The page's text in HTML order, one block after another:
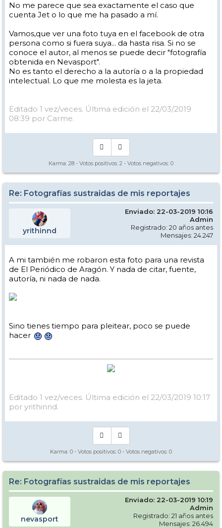
No me parece que sea exactamente el caso que
cuenta Jet o lo que me ha pasado a mí.
Vamos,que ver una foto tuya en el facebook de otra
persona como si fuera suya... da hasta risa. Si no se
conoce el autor, al menos se puede decir "fotografía
obtenida en Nevasport".
No es tanto el derecho a la autoría o a la propiedad
intelectual. Lo que me molesta es la jeta.
Editado 1 vez/veces. Última edición el 22/03/2019
08:39 por Carme.
Karma: 28 - Votos positivos: 2 - Votos negativos: 0
Re: Fotografías sustraidas de mis reportajes
yrithinnd
Enviado: 22-03-2019 10:16
Admin
Registrado: 20 años antes
Mensajes: 24.247
A mi también me robaron esta foto para una revista
de El Periódico de Aragón. Y nada de citar, fuente,
autoría, ni nada de nada.
Sino tienes tiempo para pleitear, poco se puede
hacer
Editado 1 vez/veces. Última edición el 22/03/2019 10:17
por yrithinnd.
Karma: 0 - Votos positivos: 0 - Votos negativos: 0
Re: Fotografías sustraidas de mis reportajes
nevasport
Enviado: 22-03-2019 10:19
Admin
Registrado: 21 años antes
Mensajes: 26.494